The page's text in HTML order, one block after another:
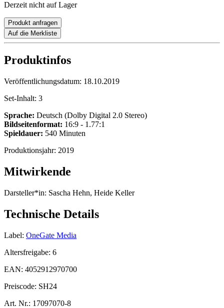
Derzeit nicht auf Lager
Produkt anfragen
Auf die Merkliste
Produktinfos
Veröffentlichungsdatum: 18.10.2019
Set-Inhalt: 3
Sprache: Deutsch (Dolby Digital 2.0 Stereo)
Bildseitenformat: 16:9 - 1.77:1
Spieldauer: 540 Minuten
Produktionsjahr: 2019
Mitwirkende
Darsteller*in: Sascha Hehn, Heide Keller
Technische Details
Label: OneGate Media
Altersfreigabe: 6
EAN: 4052912970700
Preiscode: SH24
Art. Nr.: 17097070-8